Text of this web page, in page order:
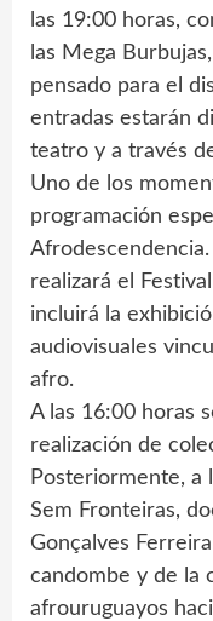
las 19:00 horas,
las Mega
pensado para el
entradas estarán
teatro y a través
Uno de los
programación
realizará el
incluirá la
audiovisuales
afro.
A las 16:00 horas
realización de
Posteriormente, a
Sem Fronteiras,
Gonçalves
candombe y de la
afrouruguayos